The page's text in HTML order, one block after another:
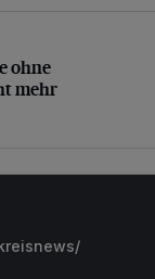
ohne
mehr